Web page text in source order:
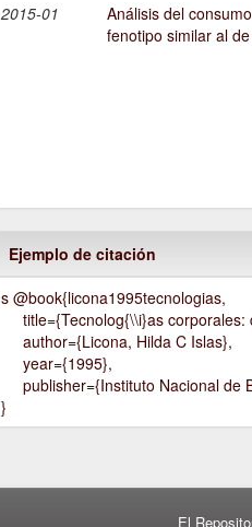
2015-01
Análisis del
fenotipo similar al
Ejemplo de citación
s @book{licona1995tecnologias,
title={Tecnolog{\\i}as corporales:
author={Licona, Hilda C Islas},
year={1995},
publisher={Instituto Nacional de
}
El